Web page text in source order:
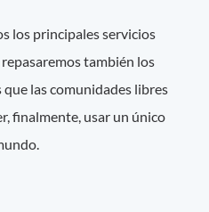
los principales servicios
también los
las comunidades libres
finalmente, usar un único